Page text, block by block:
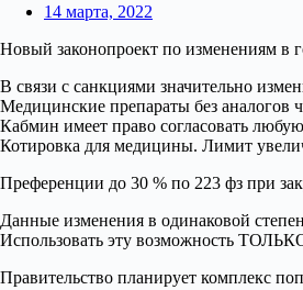
14 марта, 2022
Новый законопроект по изменениям в
В связи с санкциями значительно
Медицинские препараты без аналогов
Кабмин имеет право согласовать
Котировка для медицины. Лимит
Преференции до 30 % по 223 фз при
Данные изменения в одинаковой
Использовать эту возможность
Правительство планирует комплекс